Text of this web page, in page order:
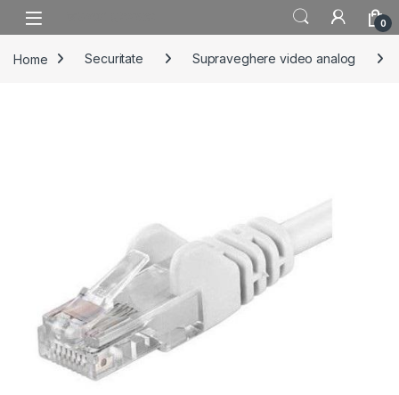
Skip to navigation
Skip to content
0
Home Securitate Supraveghere video analog